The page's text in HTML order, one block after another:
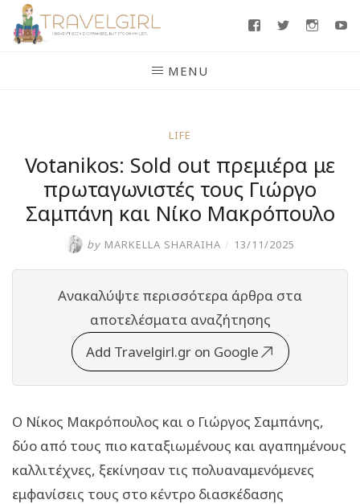
Skip
FacebookTwitter
MENU
LIFE
Votanikos: Sold out πρεμιέρα με
πρωταγωνιστές τους Γιώργο
Σαμπάνη και Νίκο Μακρόπουλο
by MARKELLA SHARAIHA / 13/11/2025
Ανακαλύψτε περισσότερα άρθρα στα
αποτελέσματα αναζήτησης
Add Travelgirl.gr on Google
Ο Νίκος Μακρόπουλος και ο Γιώργος Σαμπάνης,
δύο από τους πιο καταξιωμένους και αγαπημένους
καλλιτέχνες, ξεκίνησαν τις πολυαναμενόμενες
εμφανίσεις τους στο κέντρο διασκέδασης